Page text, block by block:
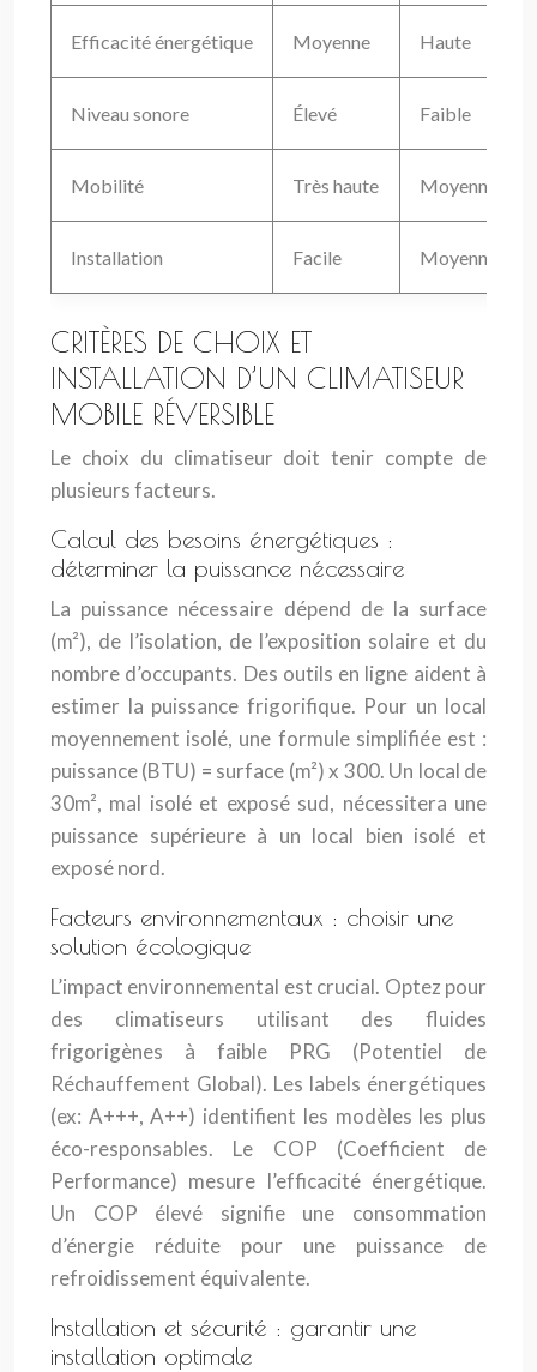
Efficacité énergétique Moyenne Haute
Niveau sonore Élevé Faible
Mobilité Très haute Moyenne
Installation Facile
CRITÈRES DE CHOIX ET
INSTALLATION D’UN CLIMATISEUR
MOBILE RÉVERSIBLE
Le choix du climatiseur doit tenir compte de
plusieurs facteurs.
Calcul des besoins énergétiques :
déterminer la puissance nécessaire
La puissance nécessaire dépend de la surface
(m²), de l’isolation, de l’exposition solaire et du
nombre d’occupants. Des outils en ligne aident à
estimer la puissance frigorifique. Pour un local
moyennement isolé, une formule simplifiée est :
puissance (BTU) = surface (m²) x 300. Un local de
30m², mal isolé et exposé sud, nécessitera une
puissance supérieure à un local bien isolé et
exposé nord.
Facteurs environnementaux : choisir une
solution écologique
L’impact environnemental est crucial. Optez pour
des climatiseurs utilisant des fluides
frigorigènes à faible PRG (Potentiel de
Réchauffement Global). Les labels énergétiques
(ex: A+++, A++) identifient les modèles les plus
éco-responsables. Le COP (Coefficient de
Performance) mesure l’efficacité énergétique.
Un COP élevé signifie une consommation
d’énergie réduite pour une puissance de
refroidissement équivalente.
Installation et sécurité : garantir une
installation optimale